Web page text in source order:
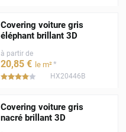
Covering voiture gris
éléphant brillant 3D
à partir de
20,85 € le m²*
***** HX20446B
Covering voiture gris
nacré brillant 3D